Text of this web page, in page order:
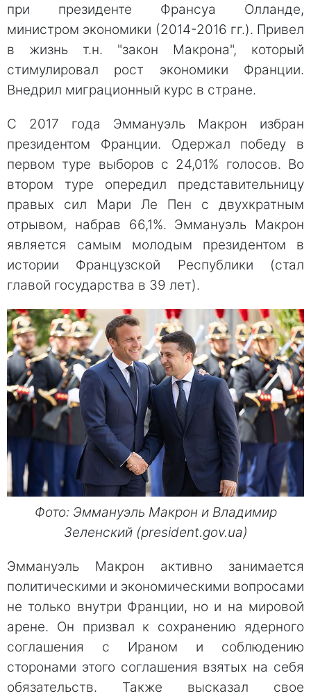
при президенте Франсуа Олланде,
министром экономики (2014-2016 гг.). Привел
в жизнь т.н. "закон Макрона", который
стимулировал рост экономики Франции.
Внедрил миграционный курс в стране.
С 2017 года Эммануэль Макрон избран
президентом Франции. Одержал победу в
первом туре выборов с 24,01% голосов. Во
втором туре опередил представительницу
правых сил Мари Ле Пен с двухкратным
отрывом, набрав 66,1%. Эммануэль Макрон
является самым молодым президентом в
истории Французской Республики (стал
главой государства в 39 лет).
Фото: Эммануэль Макрон и Владимир
Зеленский (president.gov.ua)
Эммануэль Макрон активно занимается
политическими и экономическими вопросами
не только внутри Франции, но и на мировой
арене. Он призвал к сохранению ядерного
соглашения с Ираном и соблюдению
сторонами этого соглашения взятых на себя
обязательств. Также высказал свое